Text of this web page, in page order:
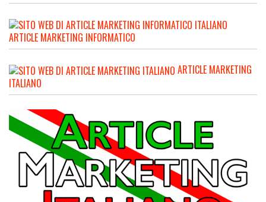
ARTICLE MARKETING INFORMATICO
ARTICLE MARKETING
ITALIANO